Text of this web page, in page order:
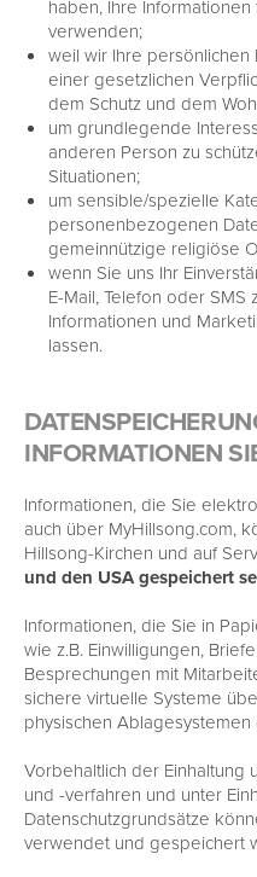
haben, Ihre
verwenden;
weil wir Ihre
einer gesetzlichen
dem Schutz und dem
um grundlegende
anderen Person zu
Situationen;
um sensible/spezielle
personenbezogenen
gemeinnützige religiöse
wenn Sie uns Ihr
E-Mail, Telefon oder
Informationen und
lassen.
INFORMATIONEN
Informationen, die Sie
auch über MyHillsong.com,
Hillsong-Kirchen und auf
und den USA gespeichert
Informationen, die Sie in
wie z.B. Einwilligungen,
Besprechungen mit
sichere virtuelle Systeme
physischen
Vorbehaltlich der Einhaltung
und -verfahren und unter
Datenschutzgrundsätze
verwendet und gespeichert